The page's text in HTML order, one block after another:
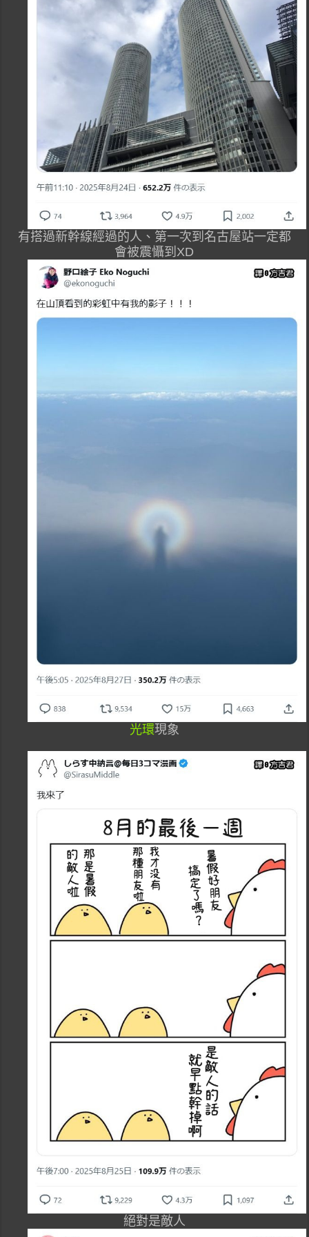
有搭過新幹線經過的人、第一次到名古屋站一定都
會被震懾到XD
光環現象
絕對是敵人